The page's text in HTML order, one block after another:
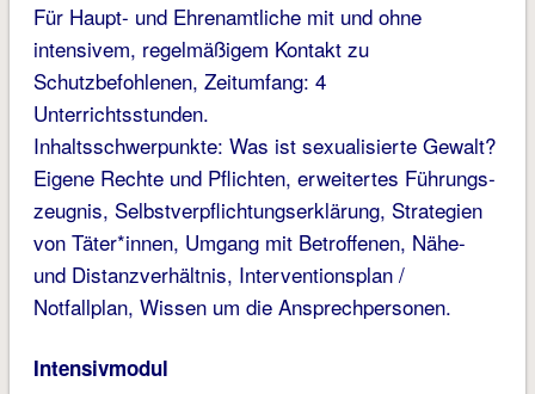
Für Haupt- und Ehrenamtliche mit und ohne
intensivem, regelmäßigem Kontakt zu
Schutzbefohlenen, Zeitumfang: 4
Unterrichtsstunden.
Inhaltsschwerpunkte: Was ist sexualisierte Gewalt?
Eigene Rechte und Pflichten, erweitertes Führungs­
zeugnis, Selbstverpflichtungserklärung, Strategien
von Täter*innen, Umgang mit Betroffenen, Nähe-
und Distanzverhältnis, Interventionsplan /
Notfallplan, Wissen um die Ansprechpersonen.
Intensivmodul